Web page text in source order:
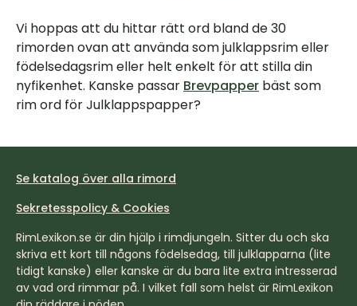
Vi hoppas att du hittar rätt ord bland de 30
rimorden ovan att använda som julklappsrim eller
födelsedagsrim eller helt enkelt för att stilla din
nyfikenhet. Kanske passar Brevpapper bäst som
rim ord för Julklappspapper?
Se katalog över alla rimord
Sekretesspolicy & Cookies
RimLexikon.se är din hjälp i rimdjungeln. Sitter du och ska
skriva ett kort till någons födelsedag, till julklapparna (lite
tidigt kanske) eller kanske är du bara lite extra intresserad
av vad ord rimmar på. I vilket fall som helst är RimLexikon